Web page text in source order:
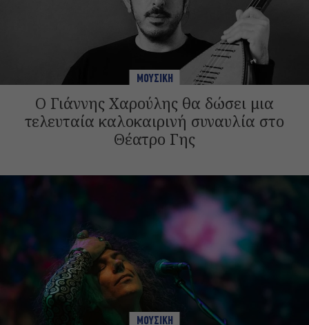
ΜΟΥΣΙΚΗ
Ο Γιάννης Χαρούλης θα δώσει μια
τελευταία καλοκαιρινή συναυλία στο
Θέατρο Γης
ΜΟΥΣΙΚΗ